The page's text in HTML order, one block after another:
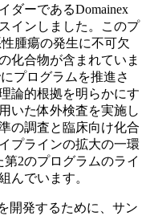
ダーであるDomainex
インしました。このプ
腫瘍の発生に不可欠
化合物が含まれていま
プログラムを推進さ
論的根拠を明らかにす
いた体外検査を実施し
の調査と臨床向け化合
プラインの拡大の一環
2のプログラムのライ
んでいます。
開発するために、サン